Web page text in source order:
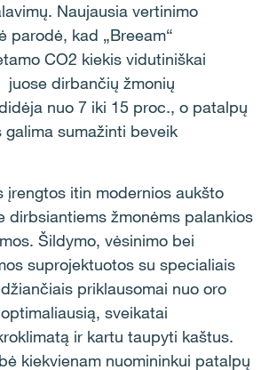
Naujausia vertinimo
parodė, kad „Breeam“
CO2 kiekis vidutiniškai
dirbančių žmonių
nuo 7 iki 15 proc., o patalpų
galima sumažinti beveik
įrengtos itin modernios aukšto
dirbsiantiems žmonėms palankios
Šildymo, vėsinimo bei
suprojektuotos su specialiais
priklausomai nuo oro
sveikatai
ir kartu taupyti kaštus.
kiekvienam nuomininkui patalpų